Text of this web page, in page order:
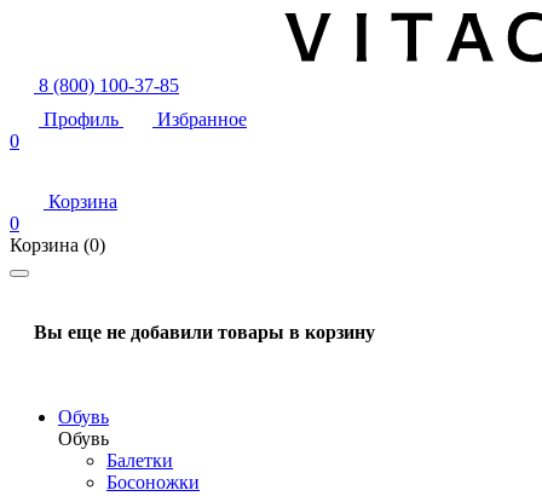
8 (800) 100-37-85
Профиль
Избранное
0
Корзина
0
Корзина (0)
Вы еще не добавили товары в корзину
Обувь
Обувь
Балетки
Босоножки